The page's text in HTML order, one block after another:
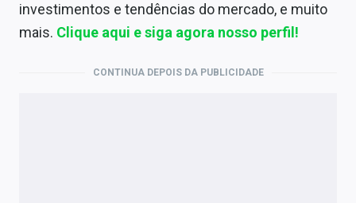
investimentos e tendências do mercado, e muito
mais. Clique aqui e siga agora nosso perfil!
CONTINUA DEPOIS DA PUBLICIDADE